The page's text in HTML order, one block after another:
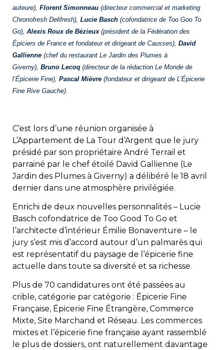
auteure), Florent Simonneau (directeur commercial et marketing
Chronofresh Delifresh), Lucie Basch (cofondatrice de Too Goo To
Go), Alexis Roux de Bézieux (président de la Fédération des
Épiciers de France et fondateur et dirigeant de Causses), David
Gallienne (chef du restaurant Le Jardin des Plumes à
Giverny), Bruno Lecoq (directeur de la rédaction Le Monde de
l’Épicerie Fine), Pascal Mièvre (fondateur et dirigeant de L’Épicerie
Fine Rive Gauche).
C’est lors d’une réunion organisée à
L’Appartement de La Tour d’Argent que le jury
présidé par son propriétaire André Terrail et
parrainé par le chef étoilé David Gallienne (Le
Jardin des Plumes à Giverny) a délibéré le 18 avril
dernier dans une atmosphère privilégiée.
Enrichi de deux nouvelles personnalités – Lucie
Basch cofondatrice de Too Good To Go et
l’architecte d’intérieur Émilie Bonaventure – le
jury s’est mis d’accord autour d’un palmarès qui
est représentatif du paysage de l’épicerie fine
actuelle dans toute sa diversité et sa richesse.
Plus de 70 candidatures ont été passées au
crible, catégorie par catégorie : Épicerie Fine
Française, Épicerie Fine Étrangère, Commerce
Mixte, Site Marchand et Réseau. Les commerces
mixtes et l’épicerie fine française ayant rassemblé
le plus de dossiers, ont naturellement davantage